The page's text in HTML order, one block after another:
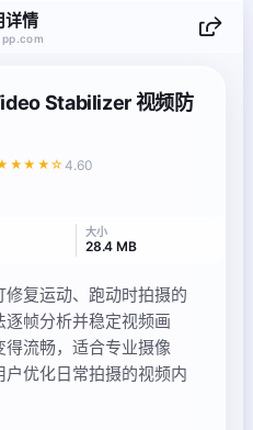
详情
Stabilizer 视频防
4.60
大小
28.4 MB
复运动、跑动时拍摄的
帧分析并稳定视频画
流畅，适合专业摄像
优化日常拍摄的视频内